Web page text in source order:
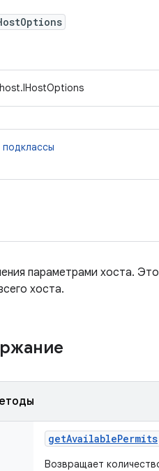
параметрами хоста.
хоста.
getAvailablePermits
Возвращает